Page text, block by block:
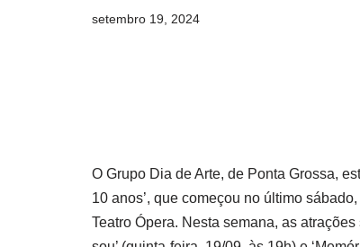
setembro 19, 2024
O Grupo Dia de Arte, de Ponta Grossa,
10 anos’, que começou no último
Teatro Ópera. Nesta semana, as